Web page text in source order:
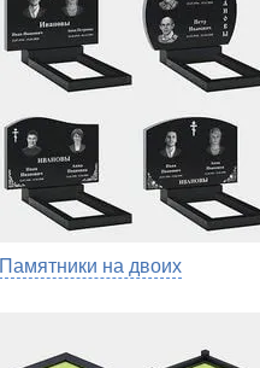
Памятники на двоих